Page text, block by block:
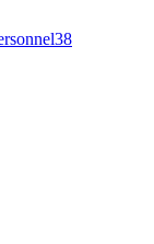
38